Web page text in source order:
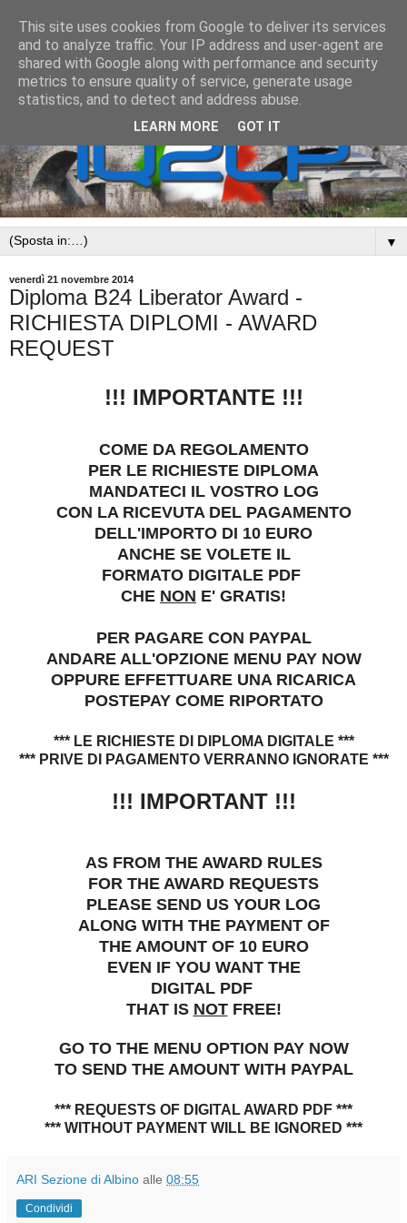
▼
venerdì 21 novembre 2014
Diploma B24 Liberator Award -
RICHIESTA DIPLOMI - AWARD
REQUEST
!!! IMPORTANTE !!!
COME DA REGOLAMENTO
PER LE RICHIESTE DIPLOMA
MANDATECI IL VOSTRO LOG
CON LA RICEVUTA DEL PAGAMENTO
DELL'IMPORTO DI 10 EURO
ANCHE SE VOLETE IL
FORMATO DIGITALE PDF
CHE NON E' GRATIS!
PER PAGARE CON PAYPAL
ANDARE ALL'OPZIONE MENU PAY NOW
OPPURE EFFETTUARE UNA RICARICA
POSTEPAY COME RIPORTATO
*** LE RICHIESTE DI DIPLOMA DIGITALE ***
*** PRIVE DI PAGAMENTO VERRANNO IGNORATE ***
!!! IMPORTANT !!!
AS FROM THE AWARD RULES
FOR THE AWARD REQUESTS
PLEASE SEND US YOUR LOG
ALONG WITH THE PAYMENT OF
THE AMOUNT OF 10 EURO
EVEN IF YOU WANT THE
DIGITAL PDF
THAT IS NOTFREE!
GO TO THE MENU OPTION PAY NOW
TO SEND THE AMOUNT WITH PAYPAL
*** REQUESTS OF DIGITAL AWARD PDF ***
*** WITHOUT PAYMENT WILL BE IGNORED ***
ARI Sezione di Albino alle 08:55
Condividi
This site uses cookies from Google to deliver its services
and to analyze traffic. Your IP address and user-agent are
shared with Google along with performance and security
metrics to ensure quality of service, generate usage
statistics, and to detect and address abuse.
LEARN MORE GOT IT